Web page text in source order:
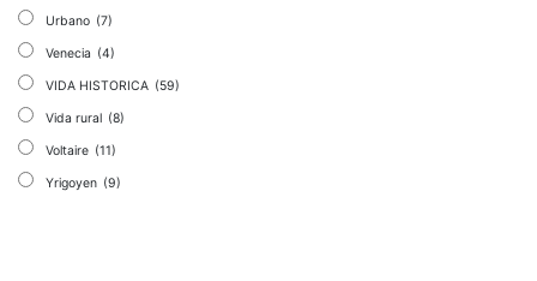
Urbano (7)
Venecia (4)
VIDA HISTORICA (59)
Vida rural (8)
Voltaire (11)
Yrigoyen (9)